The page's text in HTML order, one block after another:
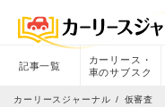
記事一覧
カーリース・
車のサブスク
カーリースジャーナル 仮審査